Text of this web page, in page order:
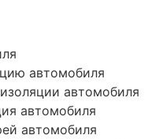
автомобиля
автомобиля
автомобиля
автомобиля